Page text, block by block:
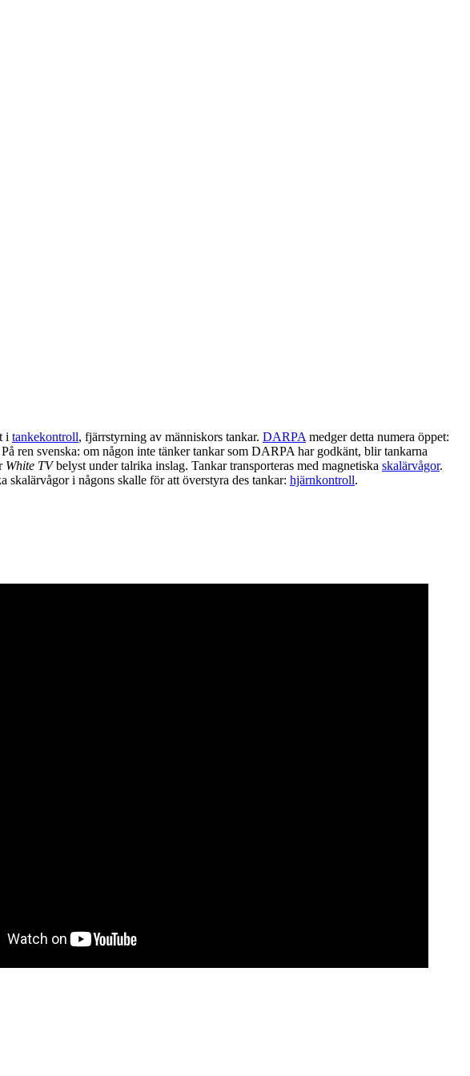
i tankekontroll, fjärrstyrning av människors tankar. DARPA medger detta numera öppet:
ren svenska: om någon inte tänker tankar som DARPA har godkänt, blir tankarna
White TVbelyst under talrika inslag. Tankar transporteras med magnetiska skalärvågor.
skalärvågor i någons skalle för att överstyra des tankar: hjärnkontroll.